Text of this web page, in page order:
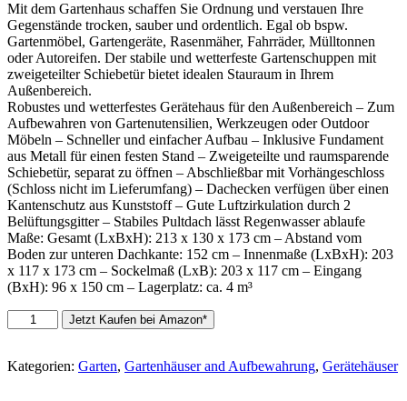
Mit dem Gartenhaus schaffen Sie Ordnung und verstauen Ihre
Gegenstände trocken, sauber und ordentlich. Egal ob bspw.
Gartenmöbel, Gartengeräte, Rasenmäher, Fahrräder, Mülltonnen
oder Autoreifen. Der stabile und wetterfeste Gartenschuppen mit
zweigeteilter Schiebetür bietet idealen Stauraum in Ihrem
Außenbereich.
Robustes und wetterfestes Gerätehaus für den Außenbereich – Zum
Aufbewahren von Gartenutensilien, Werkzeugen oder Outdoor
Möbeln – Schneller und einfacher Aufbau – Inklusive Fundament
aus Metall für einen festen Stand – Zweigeteilte und raumsparende
Schiebetür, separat zu öffnen – Abschließbar mit Vorhängeschloss
(Schloss nicht im Lieferumfang) – Dachecken verfügen über einen
Kantenschutz aus Kunststoff – Gute Luftzirkulation durch 2
Belüftungsgitter – Stabiles Pultdach lässt Regenwasser ablaufe
Maße: Gesamt (LxBxH): 213 x 130 x 173 cm – Abstand vom
Boden zur unteren Dachkante: 152 cm – Innenmaße (LxBxH): 203
x 117 x 173 cm – Sockelmaß (LxB): 203 x 117 cm – Eingang
(BxH): 96 x 150 cm – Lagerplatz: ca. 4 m³
[en.casa]
Gartenschuppen
aus
Jetzt Kaufen bei Amazon*
Kategorien: Garten, Gartenhäuser and Aufbewahrung, Gerätehäuser